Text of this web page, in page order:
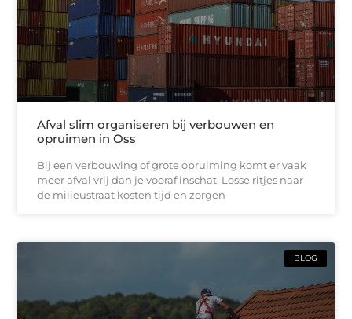
Afval slim organiseren bij verbouwen en
opruimen in Oss
Bij een verbouwing of grote opruiming komt er vaak
meer afval vrij dan je vooraf inschat. Losse ritjes naar
de milieustraat kosten tijd en zorgen
BLOG